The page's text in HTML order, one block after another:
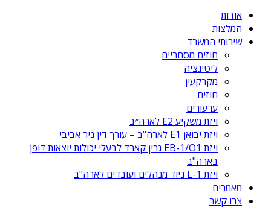
אודות
המלצות
שירותי המשרד
חוזים מסחריים
ליטיגציה
מקרקעין
חוזים
ערעורים
ויזת משקיע E2 לארה״ב
ויזת יבואן E1 לארה"ב – עורך דין ניר אביבי
ויזת EB-1/O1 גרין קארד לבעלי יכולות יוצאות דופן
בארה"ב
ויזת L-1 ניוד מנהלים ועובדים לארה"ב
מאמרים
צרו קשר